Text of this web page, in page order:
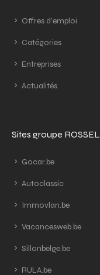
Offres d'emploi
Catégories
Entreprises
Actualités
Sites groupe ROSSEL
Gocar.be
Autoclassic
Immovlan.be
Vacancesweb.be
Sillonbelge.be
RULA.be